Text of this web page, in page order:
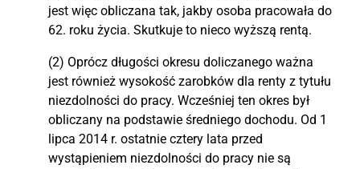
jest więc obliczana tak, jakby osoba pracowała do
62. roku życia. Skutkuje to nieco wyższą rentą.
(2) Oprócz długości okresu doliczanego ważna
jest również wysokość zarobków dla renty z tytułu
niezdolności do pracy. Wcześniej ten okres był
obliczany na podstawie średniego dochodu. Od 1
lipca 2014 r. ostatnie cztery lata przed
wystąpieniem niezdolności do pracy nie są